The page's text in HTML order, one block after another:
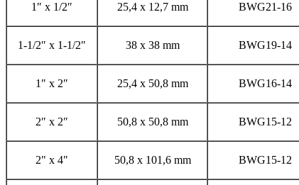
1″ x 1/2″ 25,4 x 12,7 mm BWG21-16
1-1/2″ x 1-1/2″ 38 x 38 mm BWG19-14
1″ x 2″ 25,4 x 50,8 mm BWG16-14
2″ x 2″ 50,8 x 50,8 mm BWG15-12
2" x 4" 50,8 x 101,6 mm BWG15-12